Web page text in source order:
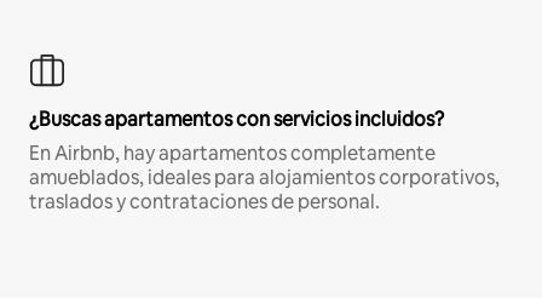
¿Buscas apartamentos con servicios incluidos?
En Airbnb, hay apartamentos completamente
amueblados, ideales para alojamientos corporativos,
traslados y contrataciones de personal.